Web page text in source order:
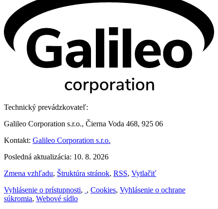
Technický prevádzkovateľ:
Galileo Corporation s.r.o., Čierna Voda 468, 925 06
Kontakt: Galileo Corporation s.r.o.
Posledná aktualizácia: 10. 8. 2026
Zmena vzhľadu, Štruktúra stránok, RSS, Vytlačiť
Vyhlásenie o prístupnosti, , Cookies, Vyhlásenie o ochrane
súkromia, Webové sídlo